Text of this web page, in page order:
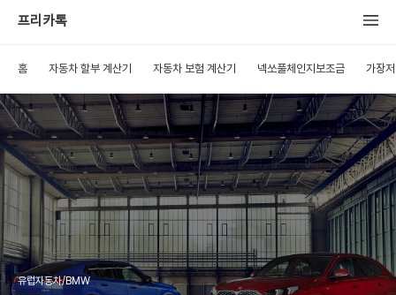
프리카톡
홈 자동차 할부 계산기 자동차 보험 계산기 넥쏘풀체인지보조금 가장
유럽자동차/BMW